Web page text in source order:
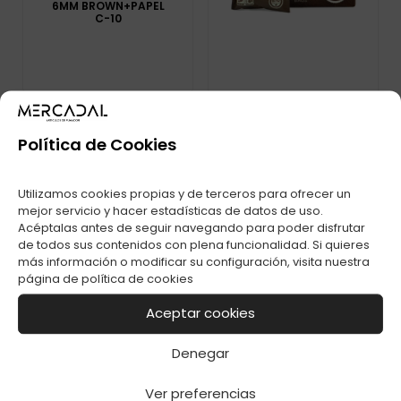
Política de Cookies
Utilizamos cookies propias y de terceros para ofrecer un
mejor servicio y hacer estadísticas de datos de uso.
Acéptalas antes de seguir navegando para poder disfrutar
de todos sus contenidos con plena funcionalidad. Si quieres
más información o modificar su configuración, visita nuestra
página de política de cookies
Aceptar cookies
Denegar
Ver preferencias
6MM BROWN+PAPEL
C-10
FILTROS MASCOTTE